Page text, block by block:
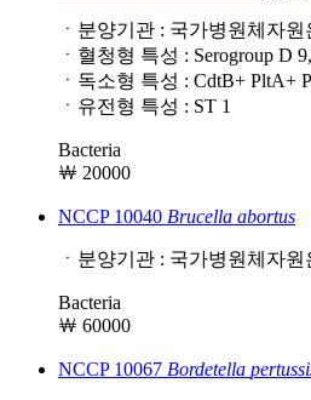
ㆍ분양기관 : 국가병원체자원
ㆍ혈청형 특성 : Serogroup D
ㆍ독소형 특성 : CdtB+ PltA+
ㆍ유전형 특성 : ST 1
Bacteria
￦ 20000
NCCP 10040 Brucella abortus
ㆍ분양기관 : 국가병원체자원
Bacteria
￦ 60000
NCCP 10067 Bordetella